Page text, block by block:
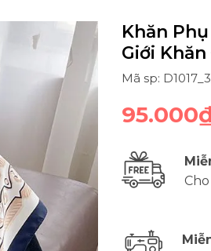
Khăn
Giới Khăn
Mã sp: